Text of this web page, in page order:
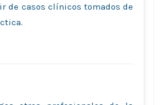
de casos clínicos tomados de